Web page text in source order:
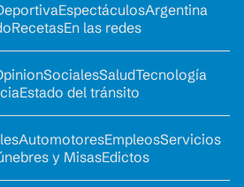
EspectáculosArgentina
RecetasEn las redes
SocialesSaludTecnología
Estado del tránsito
AutomotoresEmpleosServicios
y MisasEdictos